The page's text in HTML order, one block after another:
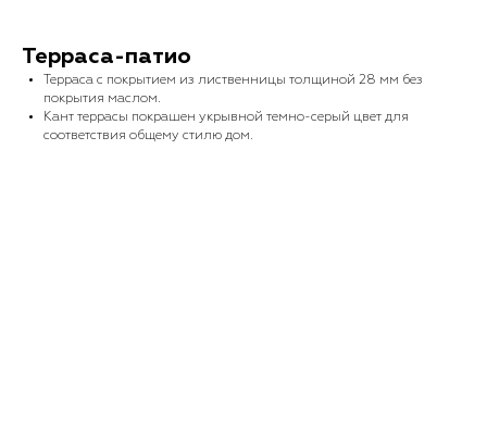
Терраса-патио
Терраса с покрытием из лиственницы толщиной 28 мм без
покрытия маслом.
Кант террасы покрашен укрывной темно-серый цвет для
соответствия общему стилю дом.